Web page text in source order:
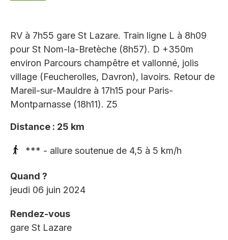
RV à 7h55 gare St Lazare. Train ligne L à 8h09
pour St Nom-la-Bretèche (8h57). D +350m
environ Parcours champêtre et vallonné, jolis
village (Feucherolles, Davron), lavoirs. Retour de
Mareil-sur-Mauldre à 17h15 pour Paris-
Montparnasse (18h11). Z5
Distance : 25 km
*** - allure soutenue de 4,5 à 5 km/h
Quand ?
jeudi 06 juin 2024
Rendez-vous
gare St Lazare